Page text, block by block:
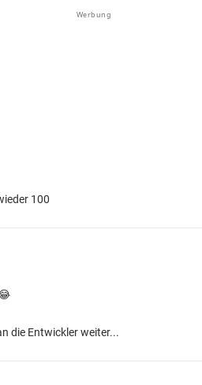
Werbung
100
die Entwickler weiter...